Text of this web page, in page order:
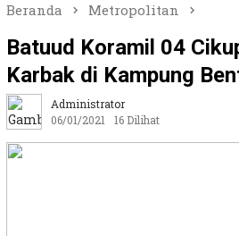
Beranda Metropolitan
Batuud Koramil 04
Karbak di Kampung
Administrator
06/01/2021
16 Dilihat